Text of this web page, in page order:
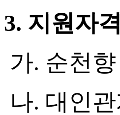
3. 지원자격
가. 순천
나. 대인